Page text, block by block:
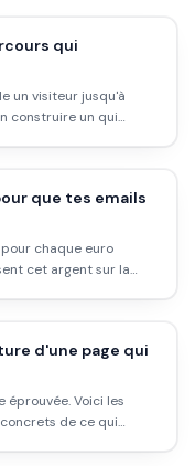
qui
un visiteur jusqu'à
construire un qui
que tes emails
chaque euro
cet argent sur la
d'une page qui
éprouvée. Voici les
de ce qui